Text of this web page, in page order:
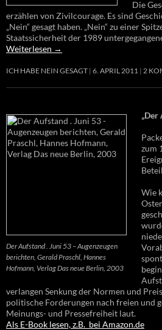
Die
erzählen von Zivilcourage. Es sind
„Nein“ gesagt haben. „Nein“ zu einer
Staatssicherheit der 1989
Weiterlesen →
ICH HABE NEIN GESAGT 6. APRIL 2011 2
Der Aufstand . Juni 53 – Augenzeugen
berichten, Gerald Praschl, Hannes
Hofmann, Verlag Das neue Berlin, 2003
„Der
zum
Wie
verlangen Senkung der Normen und
politische Forderungen nach freien und
Meinungs- und Pressefreiheit laut.
Als E-Book lesen, z.B. bei Amazon.de